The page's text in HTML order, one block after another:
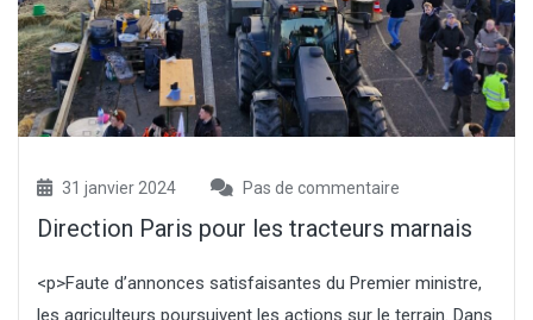
31 janvier 2024 Pas de commentaire
Direction Paris pour les tracteurs marnais
<p>Faute d’annonces satisfaisantes du Premier ministre,
les agriculteurs poursuivent les actions sur le terrain. Dans